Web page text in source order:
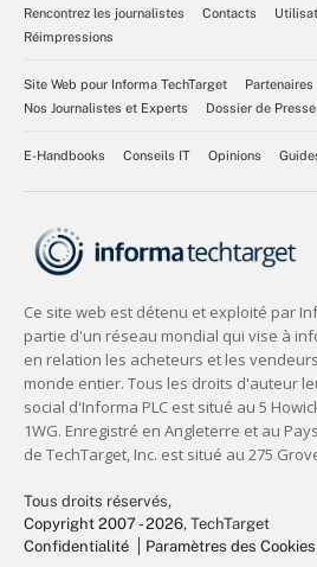
Rencontrez les journalistes
Contacts
Réimpressions
Site Web pour Informa TechTarget Partenaires
Nos Journalistes et Experts
Dossier de Presse
E-Handbooks Conseils IT Opinions
Tous droits réservés,
Copyright 2007 - 2026, TechTarget
Confidentialité
Paramètres des Cookies